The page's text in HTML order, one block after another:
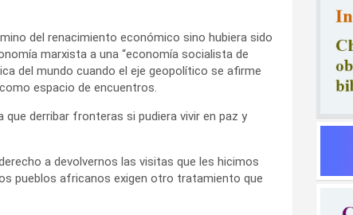
del renacimiento económico sino hubiera sido
marxista a una “economía socialista de
del mundo cuando el eje geopolítico se afirme
espacio de encuentros.
derribar fronteras si pudiera vivir en paz y
a devolvernos las visitas que les hicimos
pueblos africanos exigen otro tratamiento que